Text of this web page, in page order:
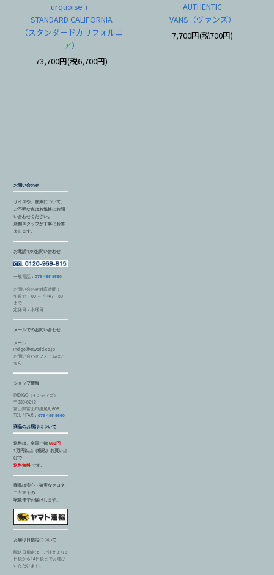
urquoise 」
STANDARD CALIFORNIA
（スタンダードカリフォルニ
ア）
73,700円(税6,700円)
AUTHENTIC
VANS（ヴァンズ）
7,700円(税700円)
お問い合わせ
サイズや、在庫について、
ご不明な点はお気軽にお問
い合わせください。
店舗スタッフが丁寧にお答
えします。
お電話でのお問い合わせ
一般電話：076-495-8560
お問い合わせ対応時間：
午前11：00 ～ 午後7：30
まで
定休日：水曜日
メールでのお問い合わせ
メール
indigo@etworld.co.jp
お問い合わせフォームはこ
ちら
ショップ情報
INDIGO（インディゴ）
〒939-8212
富山県富山市掛尾町608
TEL / FAX：076-495-8560
商品のお届けについて
送料は、全国一律660円
1万円以上（税込）お買い上
げで
送料無料 です。
商品は安心・確実なクロネ
コヤマトの
宅急便でお届けします。
お届け日指定について
配送日指定は、ご注文より3
日後から14日後までお選び
いただけます。